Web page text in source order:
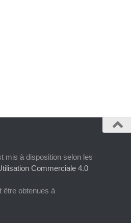
mis à disposition selon les
Commerciale 4.0
être obtenues à